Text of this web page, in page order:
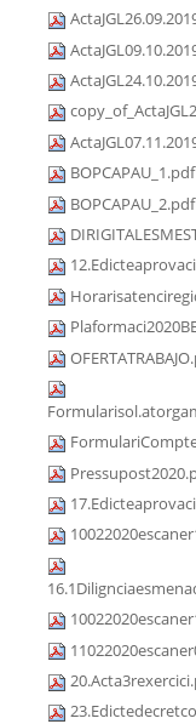
BOPCAPAU_1.pdf
BOPCAPAU_2.pdf